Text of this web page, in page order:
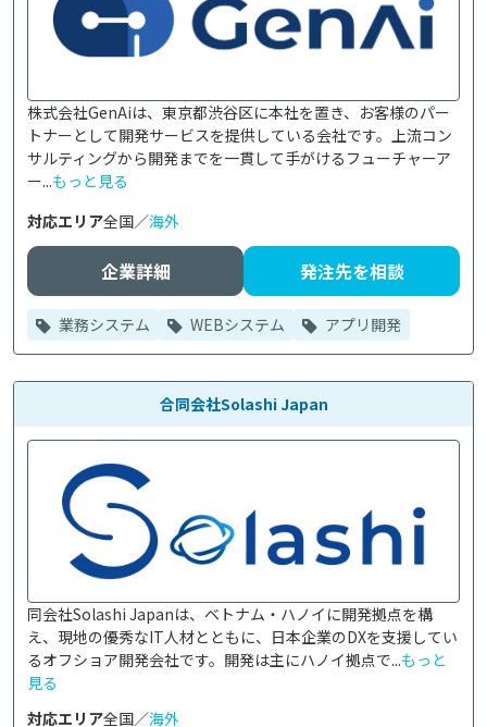
株式会社GenAiは、東京都渋谷区に本社を置き、お客様のパー
トナーとして開発サービスを提供している会社です。上流コン
サルティングから開発までを一貫して手がけるフューチャーア
ー...もっと見る
対応エリア全国／海外
企業詳細 発注先を相談
業務システム WEBシステム アプリ開発
合同会社Solashi Japan
同会社Solashi Japanは、ベトナム・ハノイに開発拠点を構
え、現地の優秀なIT人材とともに、日本企業のDXを支援してい
るオフショア開発会社です。開発は主にハノイ拠点で...もっと
見る
対応エリア全国／海外